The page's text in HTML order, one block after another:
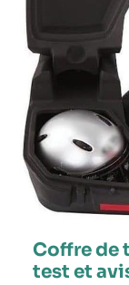
Coffre de
test et